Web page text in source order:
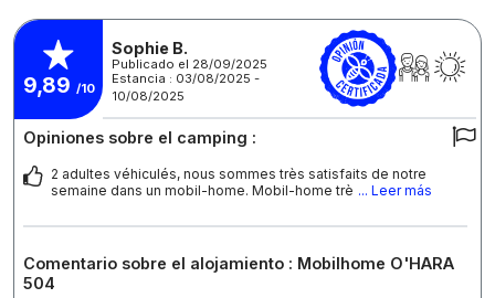
9,89 /10
Sophie B.
Publicado el 28/09/2025
Estancia : 03/08/2025 -
10/08/2025
Opiniones sobre el camping :
2 adultes véhiculés, nous sommes très satisfaits de notre
semaine dans un mobil-home. Mobil-home trè ... Leer más
Comentario sobre el alojamiento : Mobilhome O'HARA
504